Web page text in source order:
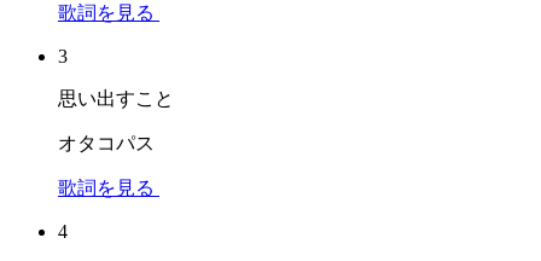
歌詞を見る
3
思い出すこと
オタコパス
歌詞を見る
4